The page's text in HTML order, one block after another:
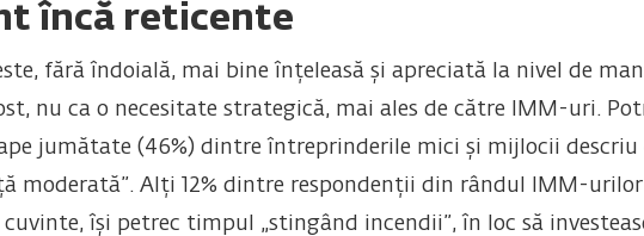
încă reticente
fără îndoială, mai bine înțeleasă și apreciată la nivel de
nu ca o necesitate strategică, mai ales de către IMM-uri.
jumătate (46%) dintre întreprinderile mici și mijlocii
moderată”. Alți 12% dintre respondenții din rândul IMM-
își petrec timpul „stingând incendii”, în loc să